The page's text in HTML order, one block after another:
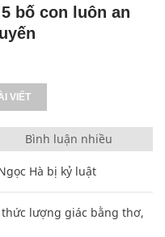
bố con luôn an
VIẾT
Bình luận nhiều
Hà bị kỷ luật
lượng giác bằng thơ,